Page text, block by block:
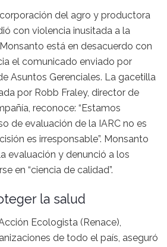
del agro y productora
con violencia inusitada a la
está en desacuerdo con
el comunicado enviado por
Asuntos Gerenciales. La gacetilla
por Robb Fraley, director de
reconoce: “Estamos
de evaluación de la IARC no es
es irresponsable”. Monsanto
evaluación y denunció a los
en “ciencia de calidad”.
la salud
Ecologista (Renace),
de todo el país, aseguró